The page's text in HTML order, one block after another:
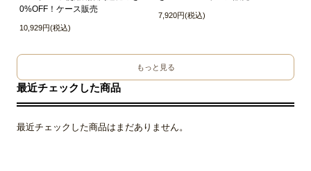
0%OFF！ケース販売
10,929円(税込)
7,920円(税込)
もっと見る
最近チェックした商品
最近チェックした商品はまだありません。